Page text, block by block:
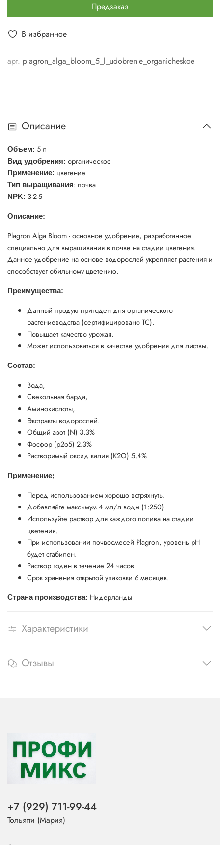
В избранное
арт. plagron_alga_bloom_5_l_udobrenie_organicheskoe
Предзаказ
Описание
Объем: 5 л
Вид удобрения: органическое
Применение: цветение
Тип выращивания: почва
NPK: 3-2-5
Описание:
Plagron Alga Bloom - основное удобрение, разработанное
специально для выращивания в почве на стадии цветения.
Данное удобрение на основе водорослей укрепляет растения и
способствует обильному цветению.
Преимущества:
Данный продукт пригоден для органического
растениеводства (сертифицировано ТС).
Повышает качество урожая.
Может использоваться в качестве удобрения для листвы.
Состав:
Вода,
Свекольная барда,
Аминокислоты,
Экстракты водорослей.
Общий азот (N) 3.3%
Фосфор (p2o5) 2.3%
Растворимый оксид калия (К2О) 5.4%
Применение:
Перед использованием хорошо встряхнуть.
Добавляйте максимум 4 мл/л воды (1:250).
Используйте раствор для каждого полива на стадии
цветения.
При использовании почвосмесей Plagron, уровень pH
будет стабилен.
Раствор годен в течение 24 часов
Срок хранения открытой упаковки 6 месяцев.
Страна производства: Нидерланды
Характеристики
Отзывы
+7 (929) 711-99-44
Тольятти (Мария)